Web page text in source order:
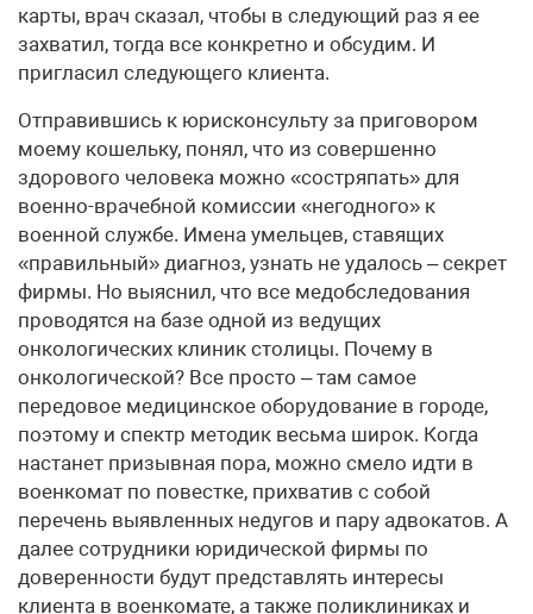
карты, врач сказал, чтобы в следующий раз я ее
захватил, тогда все конкретно и обсудим. И
пригласил следующего клиента.
Отправившись к юрисконсульту за приговором
моему кошельку, понял, что из совершенно
здорового человека можно «состряпать» для
военно-врачебной комиссии «негодного» к
военной службе. Имена умельцев, ставящих
«правильный» диагноз, узнать не удалось – секрет
фирмы. Но выяснил, что все медобследования
проводятся на базе одной из ведущих
онкологических клиник столицы. Почему в
онкологической? Все просто – там самое
передовое медицинское оборудование в городе,
поэтому и спектр методик весьма широк. Когда
настанет призывная пора, можно смело идти в
военкомат по повестке, прихватив с собой
перечень выявленных недугов и пару адвокатов. А
далее сотрудники юридической фирмы по
доверенности будут представлять интересы
клиента в военкомате, а также поликлиниках и